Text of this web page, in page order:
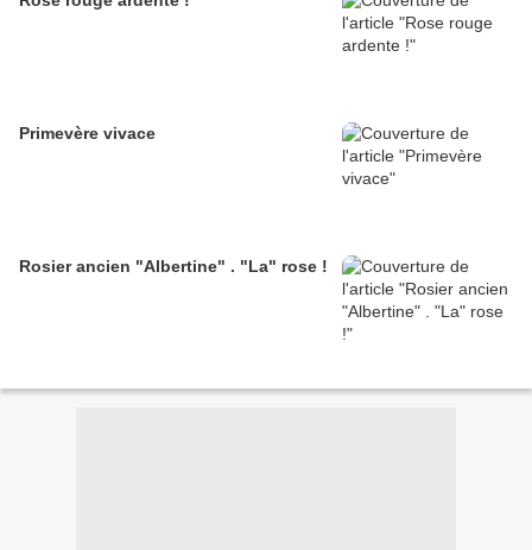
Primevère vivace
Rosier ancien "Albertine" . "La" rose !